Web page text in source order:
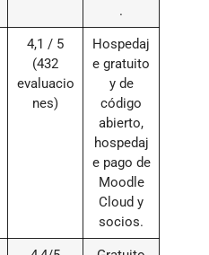
.
4,1 / 5
(432
evaluacio
nes)
Hospedaj
e gratuito
y de
código
abierto,
hospedaj
e pago de
Moodle
Cloud y
socios.